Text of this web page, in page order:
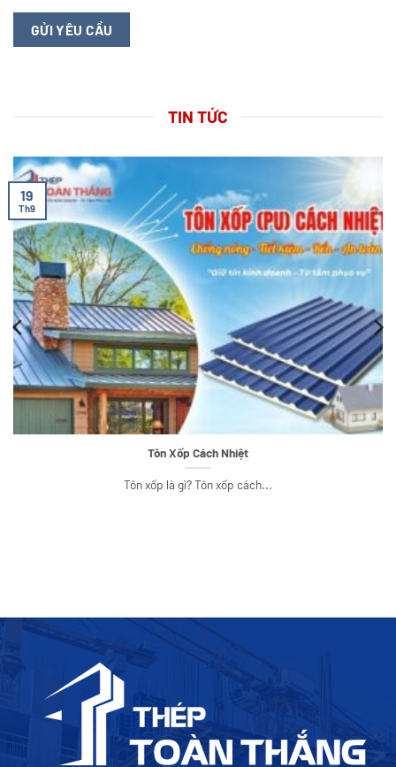
TIN TỨC
Tôn Xốp Cách Nhiệt
Tôn xốp là gì? Tôn xốp cách...
19
Th9